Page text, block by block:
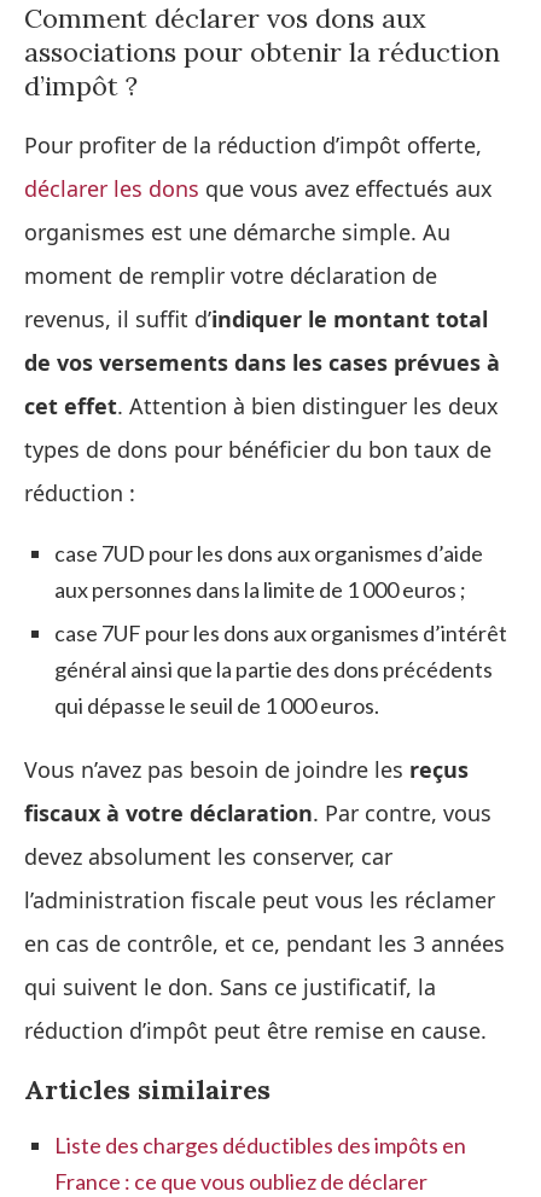
Comment déclarer vos dons aux
associations pour obtenir la réduction
d’impôt ?
Pour profiter de la réduction d’impôt offerte,
déclarer les dons que vous avez effectués aux
organismes est une démarche simple. Au
moment de remplir votre déclaration de
revenus, il suffit d’indiquer le montant total
de vos versements dans les cases prévues à
cet effet. Attention à bien distinguer les deux
types de dons pour bénéficier du bon taux de
réduction :
case 7UD pour les dons aux organismes d’aide
aux personnes dans la limite de 1 000 euros ;
case 7UF pour les dons aux organismes d’intérêt
général ainsi que la partie des dons précédents
qui dépasse le seuil de 1 000 euros.
Vous n’avez pas besoin de joindre les reçus
fiscaux à votre déclaration. Par contre, vous
devez absolument les conserver, car
l’administration fiscale peut vous les réclamer
en cas de contrôle, et ce, pendant les 3 années
qui suivent le don. Sans ce justificatif, la
réduction d’impôt peut être remise en cause.
Articles similaires
Liste des charges déductibles des impôts en
France : ce que vous oubliez de déclarer